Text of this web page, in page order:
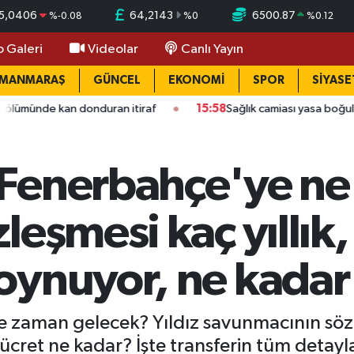
%-0.08 64,2143 %0 6500.87 %0.12
Galeri Videolar Canlı Yayın
GÜNCEL EKONOMİ SPOR
donduran itiraf 15:58 Sağlık camiası yasa boğuldu:
kaç
ne
gelecek? Yıldız savunmacının
ücret ne kadar? İşte transferin tüm